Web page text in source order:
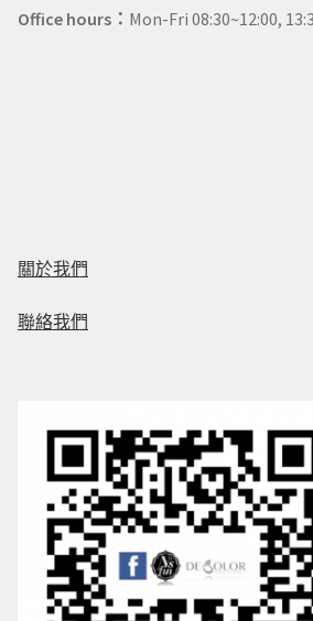
Office hours： Mon-Fri 08:30~12:00,
關於我們
聯絡我們